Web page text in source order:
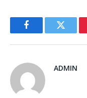
FacebookTwitter
ADMIN